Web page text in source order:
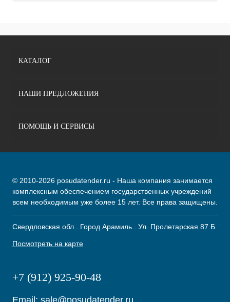
КАТАЛОГ
НАШИ ПРЕДЛОЖЕНИЯ
ПОМОЩЬ И СЕРВИСЫ
© 2010-2026 posudatender.ru - Наша компания занимается
комплексным обеспечением государственных учреждений
всем необходимым уже более 15 лет. Все права защищены.
Свердловская обл . Город Арамиль . Ул. Пролетарская 87 Б
Посмотреть на карте
+7 (912) 925-90-48
Email: sale@posudatender.ru